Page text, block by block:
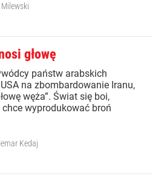
głowę
państw arabskich
na zbombardowanie Iranu,
węża”. Świat się boi,
chce wyprodukować broń
Kedaj